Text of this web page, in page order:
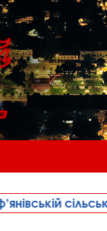
чергова